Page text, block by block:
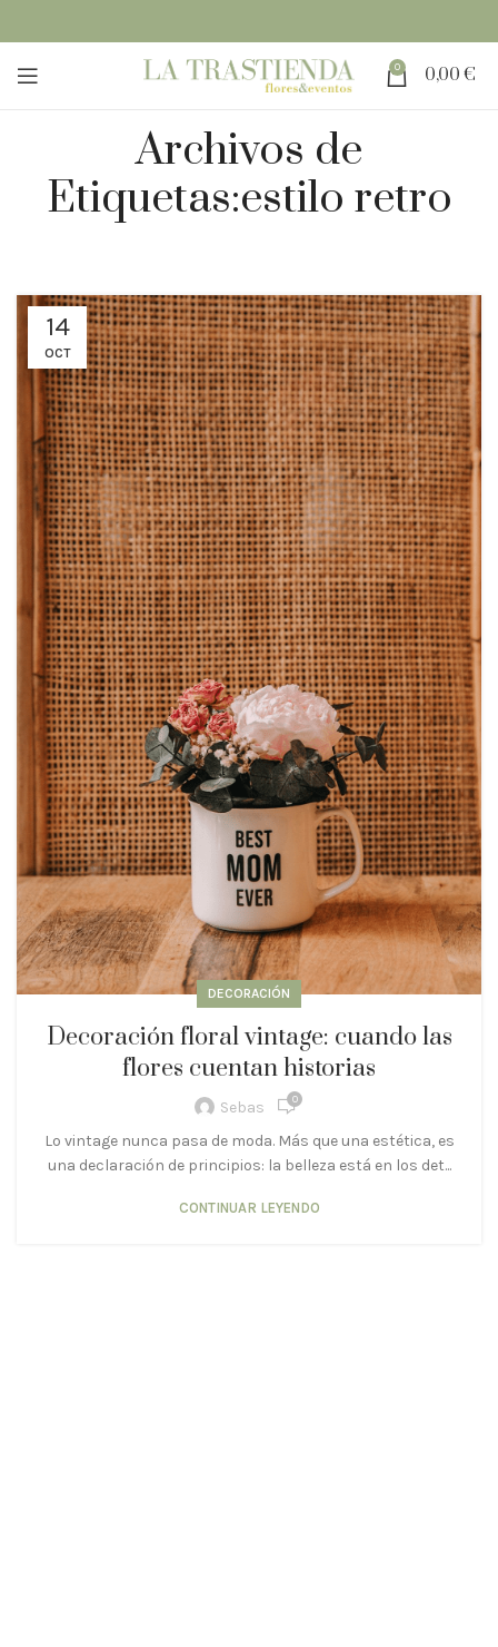
0 0,00 €
Archivos de
Etiquetas:estilo retro
14
OCT
DECORACIÓN
Decoración floral vintage: cuando las
flores cuentan historias
Sebas 0
Lo vintage nunca pasa de moda. Más que una estética, es
una declaración de principios: la belleza está en los det...
CONTINUAR LEYENDO